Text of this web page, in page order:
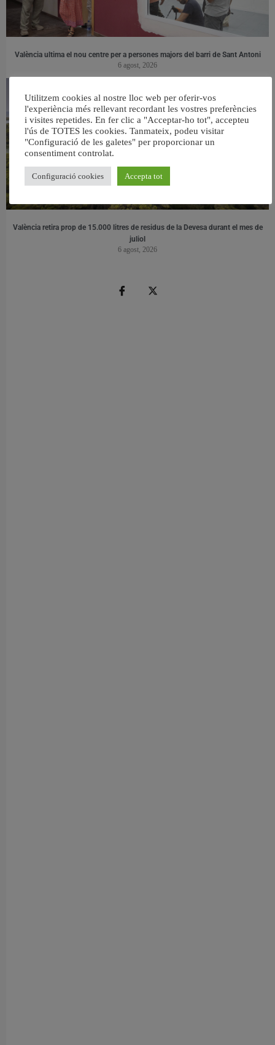
València ultima el nou centre per a persones majors del barri de Sant Antoni
6 agost, 2026
València retira prop de 15.000 litres de residus de la Devesa durant el mes de
juliol
6 agost, 2026
Utilitzem cookies al nostre lloc web per oferir-vos
l'experiència més rellevant recordant les vostres preferències
i visites repetides. En fer clic a "Acceptar-ho tot", accepteu
l'ús de TOTES les cookies. Tanmateix, podeu visitar
"Configuració de les galetes" per proporcionar un
consentiment controlat.
Configuració cookies Accepta tot